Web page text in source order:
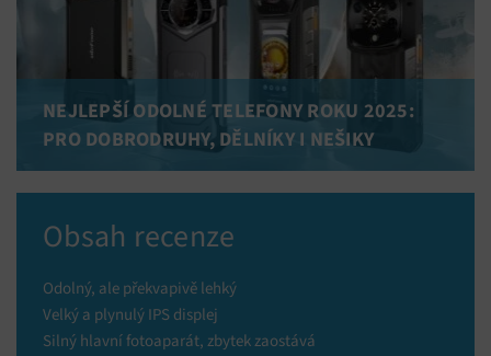
NEJLEPŠÍ ODOLNÉ TELEFONY ROKU 2025:
PRO DOBRODRUHY, DĚLNÍKY I NEŠIKY
Obsah recenze
Odolný, ale překvapivě lehký
Velký a plynulý IPS displej
Silný hlavní fotoaparát, zbytek zaostává